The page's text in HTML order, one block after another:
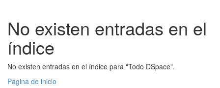
No existen entradas en el
índice
No existen entradas en el índice para "Todo DSpace".
Página de inicio